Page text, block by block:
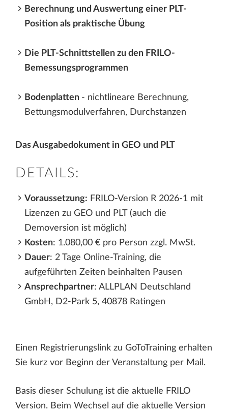
Berechnung und Auswertung einer PLT-
Position als praktische Übung
Die PLT-Schnittstellen zu den FRILO-
Bemessungsprogrammen
Bodenplatten - nichtlineare Berechnung,
Bettungsmodulverfahren, Durchstanzen
Das Ausgabedokument in GEO und PLT
DETAILS:
Voraussetzung: FRILO-Version R 2026-1 mit
Lizenzen zu GEO und PLT (auch die
Demoversion ist möglich)
Kosten: 1.080,00 € pro Person zzgl. MwSt.
Dauer: 2 Tage Online-Training, die
aufgeführten Zeiten beinhalten Pausen
Ansprechpartner: ALLPLAN Deutschland
GmbH, D2-Park 5, 40878 Ratingen
Einen Registrierungslink zu GoToTraining erhalten
Sie kurz vor Beginn der Veranstaltung per Mail.
Basis dieser Schulung ist die aktuelle FRILO
Version. Beim Wechsel auf die aktuelle Version